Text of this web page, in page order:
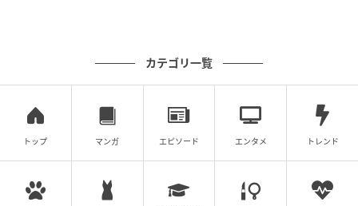
カテゴリ一覧
トップ マンガ エピソード エンタメ トレンド